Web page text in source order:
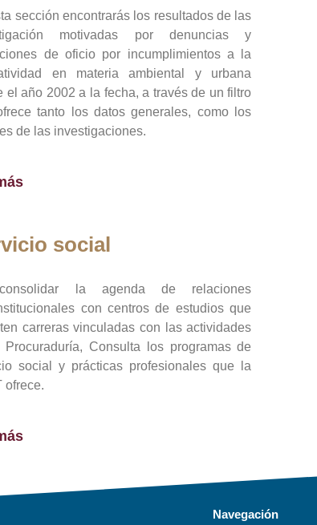
sección encontrarás los resultados de las
motivadas por denuncias y
de oficio por incumplimientos a la
en materia ambiental y urbana
el año 2002 a la fecha, a través de un filtro
tanto los datos generales, como los
de las investigaciones.
social
la agenda de relaciones
con centros de estudios que
carreras vinculadas con las actividades
Consulta los programas de
social y prácticas profesionales que la
ofrece.
Navegación